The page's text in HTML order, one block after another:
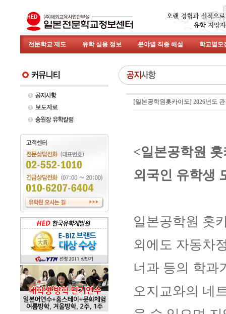
전문학교 제도 유학 실용 정보 분야별 직종 해설 학교별모
[일본공학원홋카이도] 2026년도
<일본공학원
외국인 유학생
일본공학원 홋
외에도 자동차
너과 등의 학과
오지교와의 네